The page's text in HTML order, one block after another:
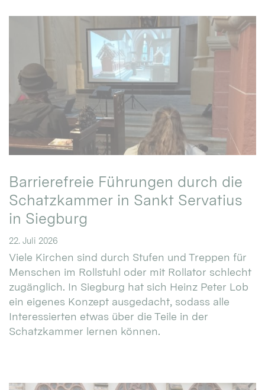
Barrierefreie Führungen durch die
Schatzkammer in Sankt Servatius
in Siegburg
22. Juli 2026
Viele Kirchen sind durch Stufen und Treppen für
Menschen im Rollstuhl oder mit Rollator schlecht
zugänglich. In Siegburg hat sich Heinz Peter Lob
ein eigenes Konzept ausgedacht, sodass alle
Interessierten etwas über die Teile in der
Schatzkammer lernen können.